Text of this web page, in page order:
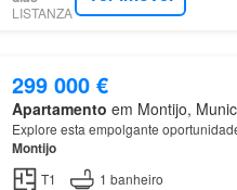
LISTANZA
299 000 €
Apartamento em Montijo,
Explore esta empolgante
Montijo
T1 1 banheiro